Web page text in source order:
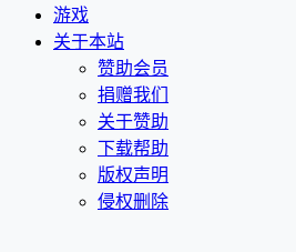
游戏
关于本站
赞助会员
捐赠我们
关于赞助
下载帮助
版权声明
侵权删除